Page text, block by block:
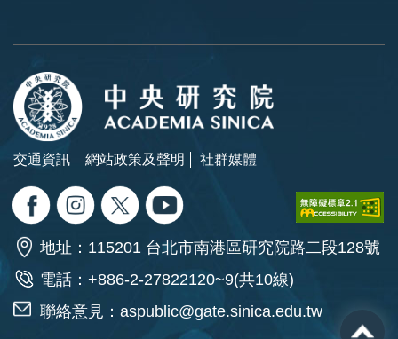
交通資訊 網站政策及聲明 社群媒體
地址：115201 台北市南港區研究院路二段128號
電話：+886-2-27822120~9(共10線)
聯絡意見： aspublic@gate.sinica.edu.tw